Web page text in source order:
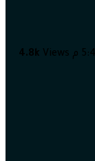
4.8k Views